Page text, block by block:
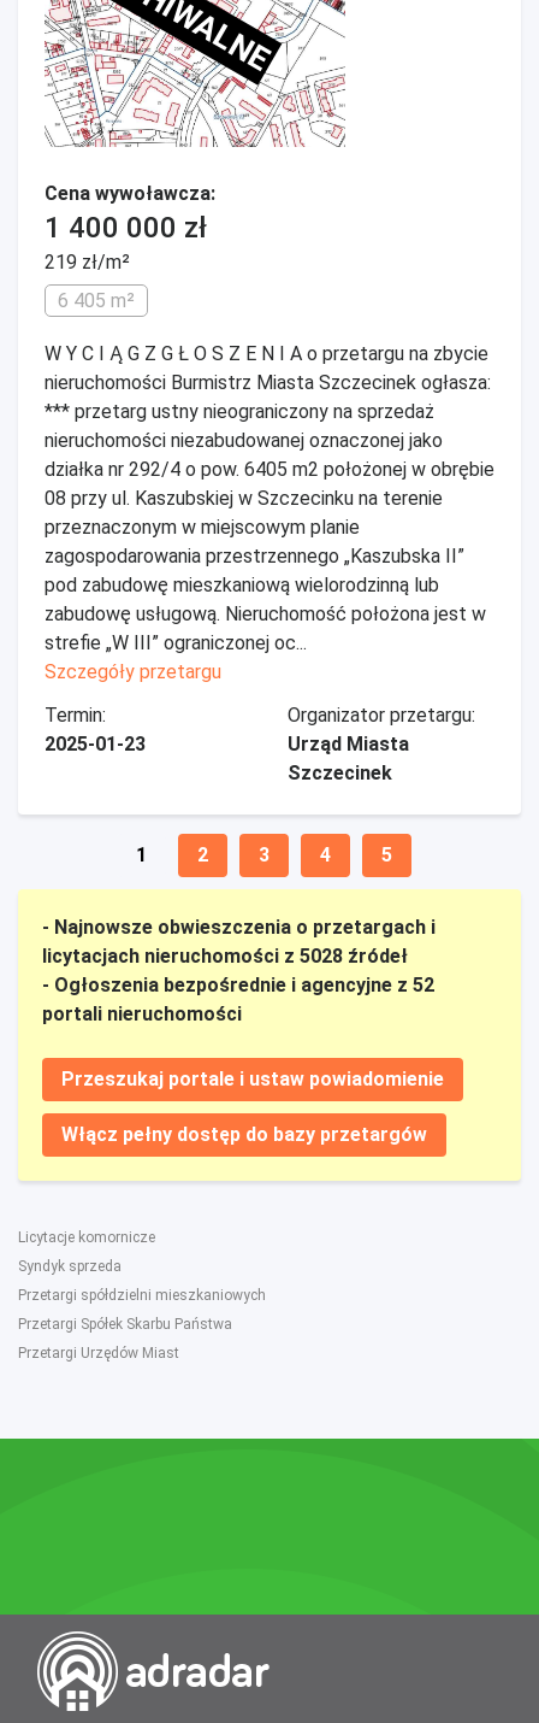
Cena wywoławcza:
1 400 000 zł
219 zł/m²
6 405 m²
W Y C I Ą G Z G Ł O S Z E N I A o przetargu na zbycie
nieruchomości Burmistrz Miasta Szczecinek ogłasza:
*** przetarg ustny nieograniczony na sprzedaż
nieruchomości niezabudowanej oznaczonej jako
działka nr 292/4 o pow. 6405 m2 położonej w obrębie
08 przy ul. Kaszubskiej w Szczecinku na terenie
przeznaczonym w miejscowym planie
zagospodarowania przestrzennego „Kaszubska II”
pod zabudowę mieszkaniową wielorodzinną lub
zabudowę usługową. Nieruchomość położona jest w
strefie „W III” ograniczonej oc...
Szczegóły przetargu
Termin:
2025-01-23
Organizator przetargu:
Urząd Miasta
Szczecinek
1 2 3 4 5
- Najnowsze obwieszczenia o przetargach i
licytacjach nieruchomości z 5028 źródeł
- Ogłoszenia bezpośrednie i agencyjne z 52
portali nieruchomości
Przeszukaj portale i ustaw powiadomienie
Włącz pełny dostęp do bazy przetargów
Licytacje komornicze
Syndyk sprzeda
Przetargi spółdzielni mieszkaniowych
Przetargi Spółek Skarbu Państwa
Przetargi Urzędów Miast